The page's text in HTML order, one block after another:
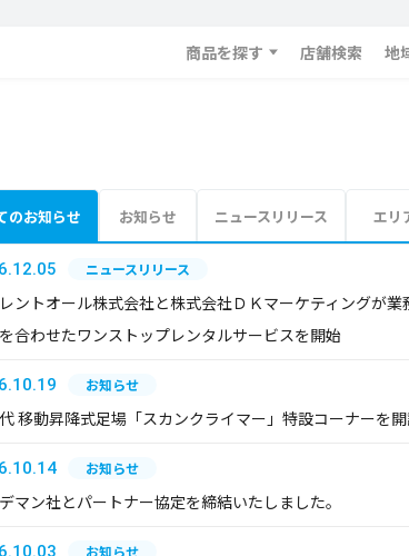
商品を探す 店舗検索 地
のお知らせ お知らせ ニュースリリース エリ
ニュースリリース
ントオール株式会社と株式会社ＤＫマーケティングが
合わせたワンストップレンタルサービスを開始
お知らせ
移動昇降式足場「スカンクライマー」特設コーナーを
お知らせ
マン社とパートナー協定を締結いたしました。
お知らせ